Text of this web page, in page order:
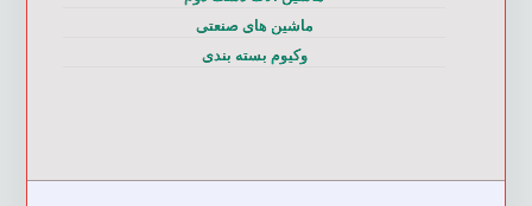
ماشین های صنعتی
وکیوم بسته بندی